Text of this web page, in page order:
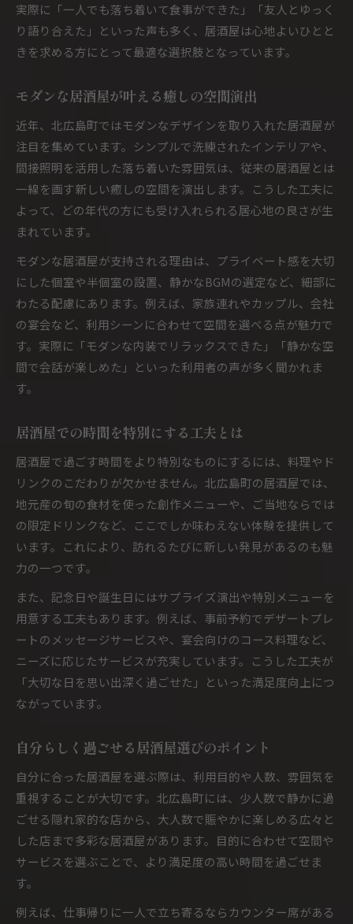
実際に「一人でも落ち着いて食事ができた」「友人とゆっく
り語り合えた」といった声も多く、居酒屋は心地よいひとと
きを求める方にとって最適な選択肢となっています。
モダンな居酒屋が叶える癒しの空間演出
近年、北広島町ではモダンなデザインを取り入れた居酒屋が
注目を集めています。シンプルで洗練されたインテリアや、
間接照明を活用した落ち着いた雰囲気は、従来の居酒屋とは
一線を画す新しい癒しの空間を演出します。こうした工夫に
よって、どの年代の方にも受け入れられる居心地の良さが生
まれています。
モダンな居酒屋が支持される理由は、プライベート感を大切
にした個室や半個室の設置、静かなBGMの選定など、細部に
わたる配慮にあります。例えば、家族連れやカップル、会社
の宴会など、利用シーンに合わせて空間を選べる点が魅力で
す。実際に「モダンな内装でリラックスできた」「静かな空
間で会話が楽しめた」といった利用者の声が多く聞かれま
す。
居酒屋での時間を特別にする工夫とは
居酒屋で過ごす時間をより特別なものにするには、料理やド
リンクのこだわりが欠かせません。北広島町の居酒屋では、
地元産の旬の食材を使った創作メニューや、ご当地ならでは
の限定ドリンクなど、ここでしか味わえない体験を提供して
います。これにより、訪れるたびに新しい発見があるのも魅
力の一つです。
また、記念日や誕生日にはサプライズ演出や特別メニューを
用意する工夫もあります。例えば、事前予約でデザートプレ
ートのメッセージサービスや、宴会向けのコース料理など、
ニーズに応じたサービスが充実しています。こうした工夫が
「大切な日を思い出深く過ごせた」といった満足度向上につ
ながっています。
自分らしく過ごせる居酒屋選びのポイント
自分に合った居酒屋を選ぶ際は、利用目的や人数、雰囲気を
重視することが大切です。北広島町には、少人数で静かに過
ごせる隠れ家的な店から、大人数で賑やかに楽しめる広々と
した店まで多彩な居酒屋があります。目的に合わせて空間や
サービスを選ぶことで、より満足度の高い時間を過ごせま
す。
例えば、仕事帰りに一人で立ち寄るならカウンター席がある